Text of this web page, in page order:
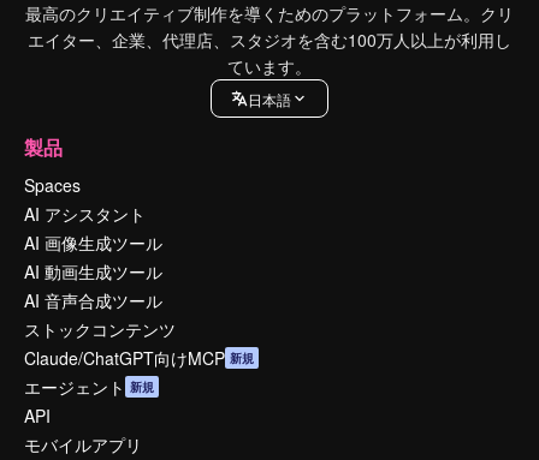
最高のクリエイティブ制作を導くためのプラットフォーム。クリ
エイター、企業、代理店、スタジオを含む100万人以上が利用し
ています。
日本語
製品
Spaces
AI アシスタント
AI 画像生成ツール
AI 動画生成ツール
AI 音声合成ツール
ストックコンテンツ
Claude/ChatGPT向けMCP 新規
エージェント 新規
API
モバイルアプリ